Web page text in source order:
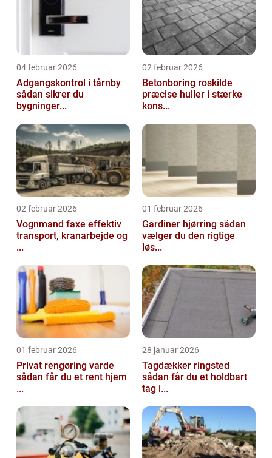
04 februar 2026
Adgangskontrol i tårnby
sådan sikrer du
bygninger...
02 februar 2026
Betonboring roskilde
præcise huller i stærke
kons...
02 februar 2026
Vognmand faxe effektiv
transport, kranarbejde og
...
01 februar 2026
Gardiner hjørring sådan
vælger du den rigtige
løs...
01 februar 2026
Privat rengøring varde
sådan får du et rent hjem
...
28 januar 2026
Tagdækker ringsted
sådan får du et holdbart
tag i...